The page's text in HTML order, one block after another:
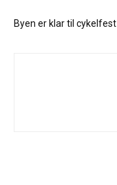
Byen er klar til cykelfest